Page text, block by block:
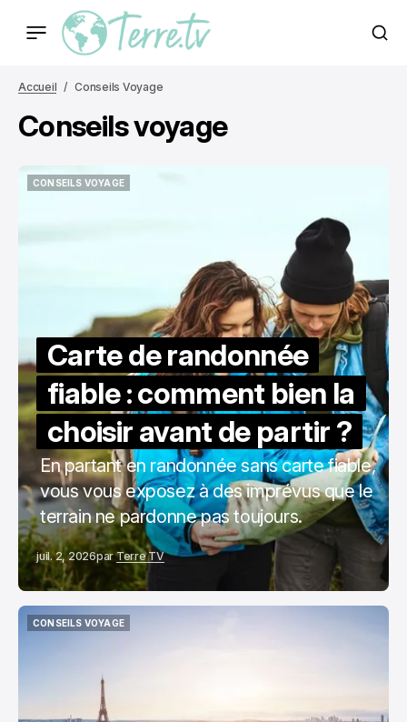
Accueil Conseils Voyage
Conseils voyage
CONSEILS VOYAGE
Carte de randonnée
fiable : comment bien la
choisir avant de partir ?
En partant en randonnée sans carte fiable,
vous vous exposez à des imprévus que le
terrain ne pardonne pas toujours.
juil. 2, 2026parTerre TV
CONSEILS VOYAGE